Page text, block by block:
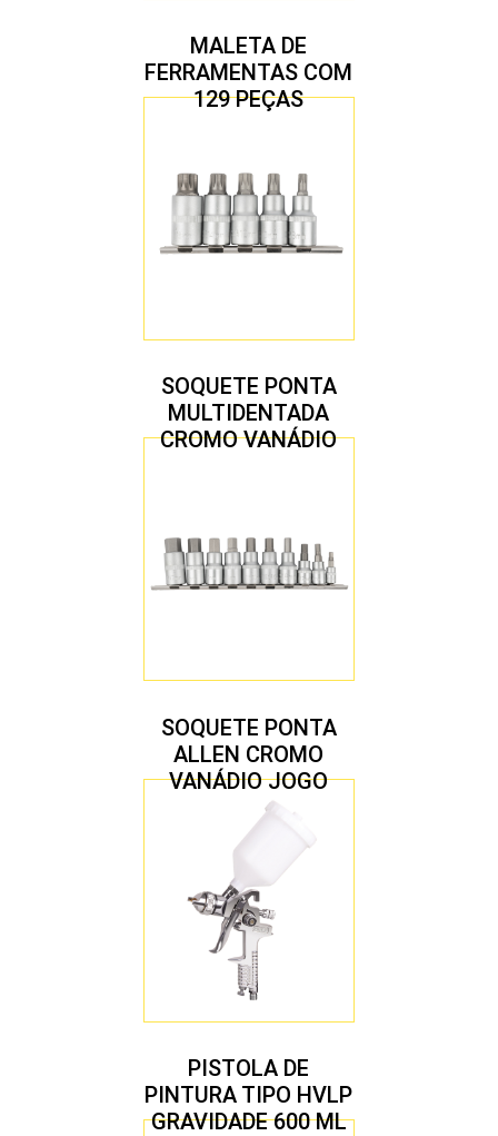
MALETA DE
FERRAMENTAS COM
129 PEÇAS
SOQUETE PONTA
MULTIDENTADA
CROMO VANÁDIO
SOQUETE PONTA
ALLEN CROMO
VANÁDIO JOGO
COM 10 PEÇAS
PISTOLA DE
PINTURA TIPO HVLP
GRAVIDADE 600 ML